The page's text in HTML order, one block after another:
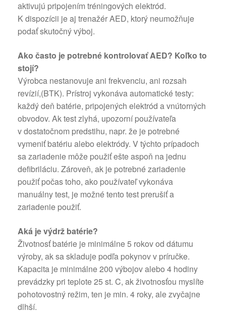
aktivujú pripojením tréningových elektród.
K dispozícii je aj trenažér AED, ktorý neumožňuje
podať skutočný výboj.
Ako často je potrebné kontrolovať AED? Koľko to
stojí?
Výrobca nestanovuje ani frekvenciu, ani rozsah
revízií,(BTK). Prístroj vykonáva automatické testy:
každý deň batérie, pripojených elektród a vnútorných
obvodov. Ak test zlyhá, upozorní používateľa
v dostatočnom predstihu, napr. že je potrebné
vymeniť batériu alebo elektródy. V týchto prípadoch
sa zariadenie môže použiť ešte aspoň na jednu
defibriláciu. Zároveň, ak je potrebné zariadenie
použiť počas toho, ako používateľ vykonáva
manuálny test, je možné tento test prerušiť a
zariadenie použiť.
Aká je výdrž batérie?
Životnosť batérie je minimálne 5 rokov od dátumu
výroby, ak sa skladuje podľa pokynov v príručke.
Kapacita je minimálne 200 výbojov alebo 4 hodiny
prevádzky pri teplote 25 st. C, ak životnosťou myslíte
pohotovostný režim, ten je min. 4 roky, ale zvyčajne
dlhší.